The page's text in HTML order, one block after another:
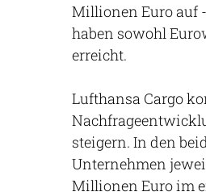
Millionen Euro auf
haben sowohl
erreicht.
Lufthansa Cargo
steigern. In den
Unternehmen
Millionen Euro im